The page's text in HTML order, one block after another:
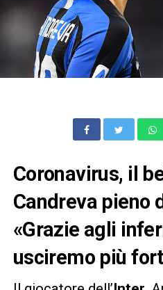
Coronavirus, il
Candreva pieno
«Grazie agli
usciremo più